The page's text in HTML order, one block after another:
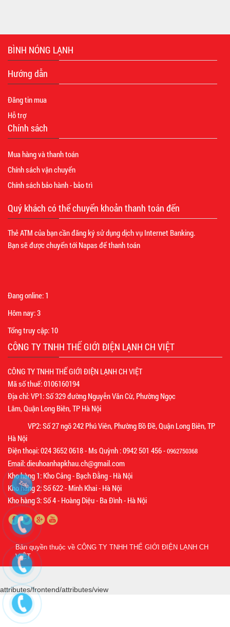
BÌNH NÓNG LẠNH
Hướng dẫn
Đăng tin mua
Hỗ trợ
Chính sách
Mua hàng và thanh toán
Chính sách vận chuyển
Chính sách bảo hành - bảo trì
Quý khách có thể chuyển khoản thanh toán đến
Thẻ ATM của bạn cần đăng ký sử dụng dịch vụ Internet Banking.
Bạn sẽ được chuyển tới Napas để thanh toán
Đang online: 1
Hôm nay:3
Tổng truy cập: 10
CÔNG TY TNHH THẾ GIỚI ĐIỆN LẠNH CH VIỆT
CÔNG TY TNHH THẾ GIỚI ĐIỆN LẠNH CH VIỆT
Mã số thuế: 0106160194
Địa chỉ: VP1: Số 329 đường Nguyễn Văn Cừ, Phường Ngọc
Lâm, Quận Long Biên, TP Hà Nội
VP2: Số 27 ngõ 242 Phú Viên, Phường Bồ Đề, Quận Long Biên, TP
Hà Nội
Điện thoại: 024 3652 0618 - Ms Quỳnh : 0942 501 456 -0962750368
Email: dieuhoanhapkhau.ch@gmail.com
Kho hàng 1: Kho Cảng - Bạch Đằng - Hà Nội
Kho hàng 2: Số 622 - Minh Khai - Hà Nội
Kho hàng 3: Số 4 - Hoàng Diệu - Ba Đình - Hà Nội
Bản quyền thuộc về CÔNG TY TNHH THẾ GIỚI ĐIỆN LẠNH CH
VIỆT
attributes/frontend/attributes/view